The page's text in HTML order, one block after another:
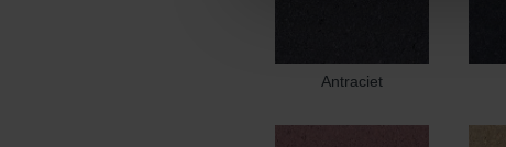
Antraciet